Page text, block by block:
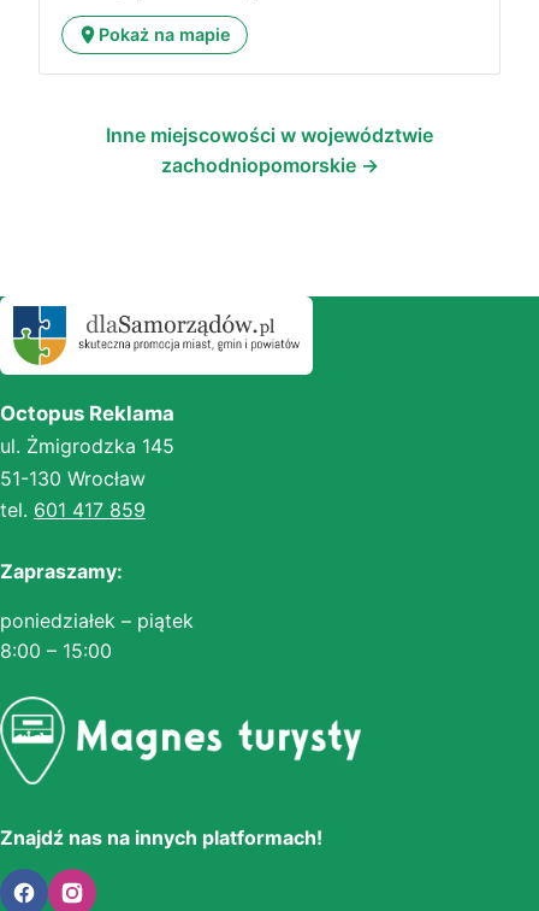
Pokaż na mapie
Inne miejscowości w województwie
zachodniopomorskie →
Octopus Reklama
ul. Żmigrodzka 145
51-130 Wrocław
tel. 601 417 859
Zapraszamy:
poniedziałek – piątek
8:00 – 15:00
Znajdź nas na innych platformach!